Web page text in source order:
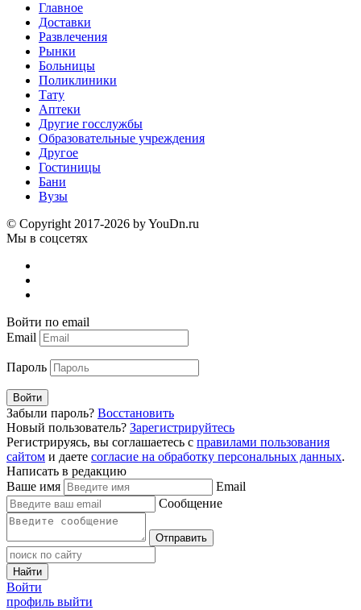
Главное
Доставки
Развлечения
Рынки
Больницы
Поликлиники
Тату
Аптеки
Другие госслужбы
Образовательные учреждения
Другое
Гостиницы
Бани
Вузы
© Copyright 2017-2026 by YouDn.ru
Мы в соцсетях
Войти по email
Email
Пароль
Войти
Забыли пароль? Восстановить
Новый пользователь? Зарегистрируйтесь
Регистрируясь, вы соглашаетесь с правилами пользования
сайтом и даете согласие на обработку персональных данных.
Написать в редакцию
Ваше имя
Email
Сообщение
Отправить
Найти
Войти
профиль выйти